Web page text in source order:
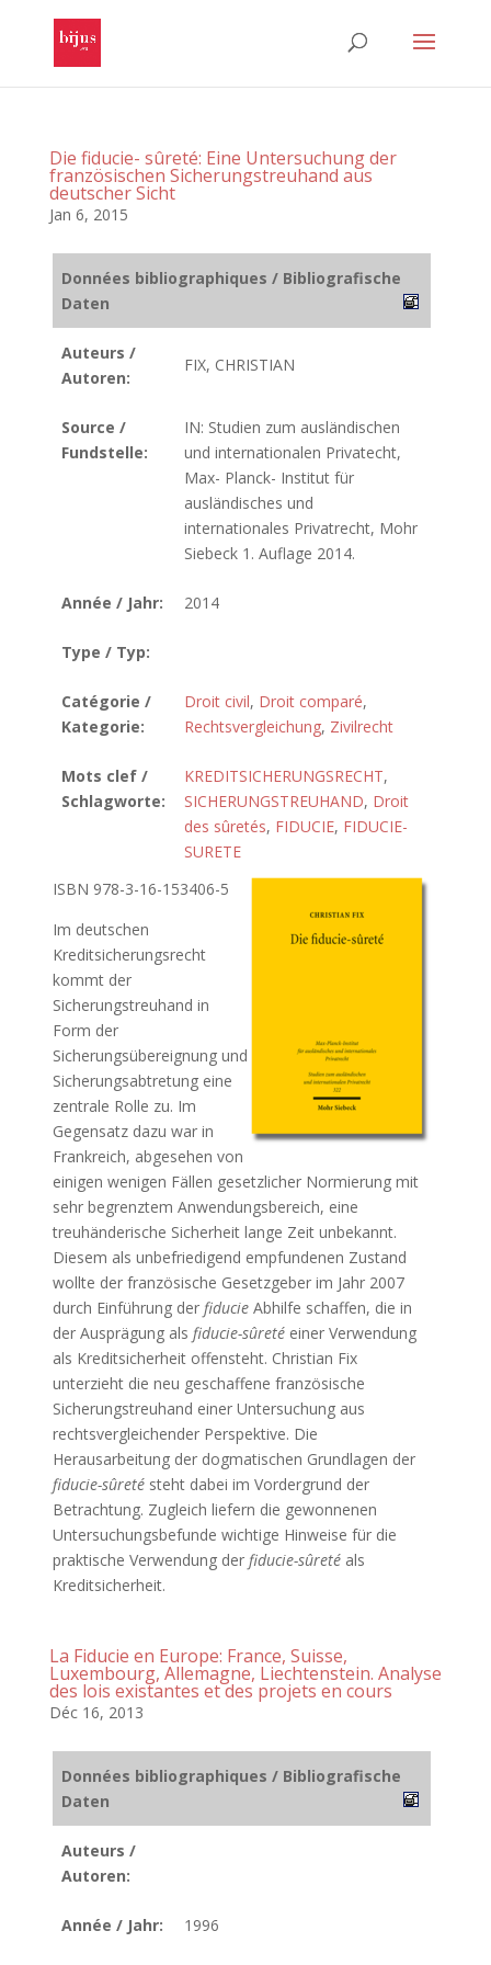
Die fiducie- sûreté: Eine Untersuchung der
französischen Sicherungstreuhand aus
deutscher Sicht
Jan 6, 2015
Données bibliographiques / Bibliografische
Daten
Auteurs /
Autoren:
FIX, CHRISTIAN
Source /
Fundstelle:
IN: Studien zum ausländischen
und internationalen Privatecht,
Max- Planck- Institut für
ausländisches und
internationales Privatrecht, Mohr
Siebeck 1. Auflage 2014.
Année / Jahr: 2014
Type / Typ:
Catégorie /
Kategorie:
Droit civil, Droit comparé,
Rechtsvergleichung, Zivilrecht
Mots clef /
Schlagworte:
KREDITSICHERUNGSRECHT,
SICHERUNGSTREUHAND, Droit
des sûretés, FIDUCIE, FIDUCIE-
SURETE
ISBN 978-3-16-153406-5
Im deutschen
Kreditsicherungsrecht
kommt der
Sicherungstreuhand in
Form der
Sicherungsübereignung und
Sicherungsabtretung eine
zentrale Rolle zu. Im
Gegensatz dazu war in
Frankreich, abgesehen von
einigen wenigen Fällen gesetzlicher Normierung mit
sehr begrenztem Anwendungsbereich, eine
treuhänderische Sicherheit lange Zeit unbekannt.
Diesem als unbefriedigend empfundenen Zustand
wollte der französische Gesetzgeber im Jahr 2007
durch Einführung der fiducieAbhilfe schaffen, die in
der Ausprägung als fiducie-sûretéeiner Verwendung
als Kreditsicherheit offensteht. Christian Fix
unterzieht die neu geschaffene französische
Sicherungstreuhand einer Untersuchung aus
rechtsvergleichender Perspektive. Die
Herausarbeitung der dogmatischen Grundlagen der
fiducie-sûretésteht dabei im Vordergrund der
Betrachtung. Zugleich liefern die gewonnenen
Untersuchungsbefunde wichtige Hinweise für die
praktische Verwendung der fiducie-sûretéals
Kreditsicherheit.
La Fiducie en Europe: France, Suisse,
Luxembourg, Allemagne, Liechtenstein. Analyse
des lois existantes et des projets en cours
Déc 16, 2013
Données bibliographiques / Bibliografische
Daten
Auteurs /
Autoren:
Année / Jahr: 1996